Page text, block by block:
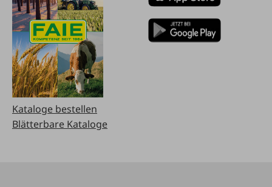
Kataloge bestellen
Blätterbare Kataloge